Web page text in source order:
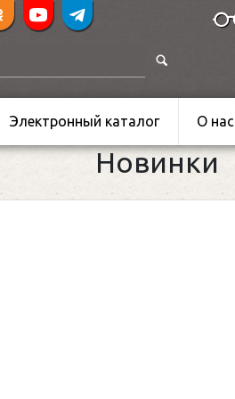
Электронный каталог О нас
Новинки